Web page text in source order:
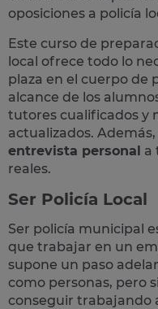
oposiciones a policía
Este curso de
local ofrece todo lo
plaza en el cuerpo de
alcance de los
tutores cualificados y
actualizados.
entrevista personal a
reales.
Ser Policía Local
Ser policía municipal
que trabajar en un
supone un paso
como personas, pero
conseguir trabajando